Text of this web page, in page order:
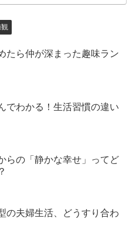
たら仲が深まった趣味ラン
でわかる！生活習慣の違い
らの「静かな幸せ」ってど
の夫婦生活、どうすり合わ